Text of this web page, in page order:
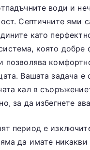
води и
Септичните ями
като
която добре
позволява
Вашата задача е
кал в
за да избегнете
период е
да имате